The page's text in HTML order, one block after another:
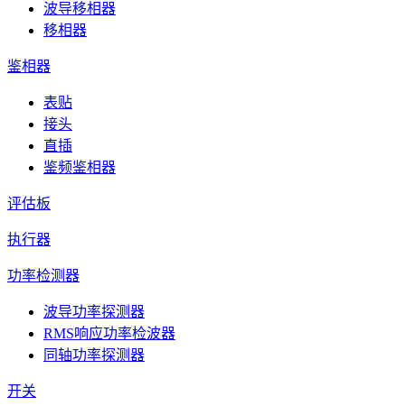
波导移相器
移相器
鉴相器
表贴
接头
直插
鉴频鉴相器
评估板
执行器
功率检测器
波导功率探测器
RMS响应功率检波器
同轴功率探测器
开关